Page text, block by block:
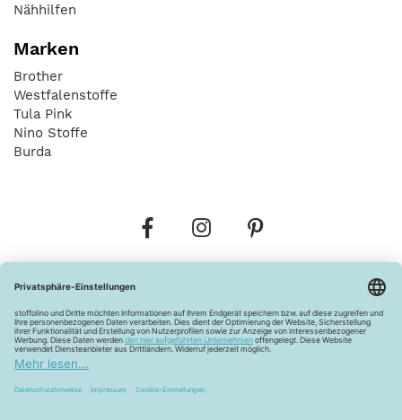
Nähhilfen
Marken
Brother
Westfalenstoffe
Tula Pink
Nino Stoffe
Burda
Widerrufsbelehrung Vertrag widerrufen
Barrierefreiheitserklärung